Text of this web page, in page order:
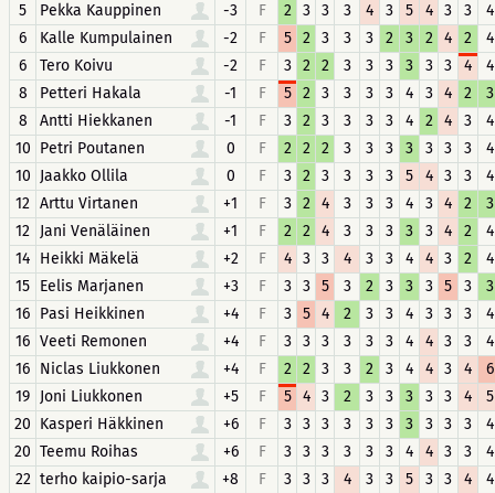
5
Pekka Kauppinen -3 F 2 3 3 3 4 3 5 4 3 3
4
6
Kalle Kumpulainen -2 F 5 2 3 3 3 2 3 2 4 2
4
6
Tero Koivu -2 F 3 2 2 3 3 3 3 3 3 4
4
8
Petteri Hakala -1 F 5 2 3 3 3 3 4 3 4 2
3
8
Antti Hiekkanen -1 F 3 2 3 3 3 3 4 2 4 3
4
10 Petri Poutanen 0 F 2 2 2 3 3 3 3 3 3 3
4
10 Jaakko Ollila 0 F 3 2 3 3 3 3 5 4 3 3
4
12 Arttu Virtanen +1 F 3 2 4 3 3 3 4 3 4 2
3
12 Jani Venäläinen +1 F 2 2 4 3 3 3 3 3 4 2
4
14 Heikki Mäkelä +2 F 4 3 3 4 3 3 4 4 3 2
4
15 Eelis Marjanen +3 F 3 3 5 3 2 3 3 3 5 3
3
16 Pasi Heikkinen +4 F 3 5 4 2 3 3 4 3 3 3
4
16 Veeti Remonen +4 F 3 3 3 3 3 3 4 4 3 3
4
16 Niclas Liukkonen +4 F 2 2 3 3 2 3 4 4 3 4
6
19 Joni Liukkonen +5 F 5 4 3 2 3 3 3 3 3 4
5
20 Kasperi Häkkinen +6 F 3 3 3 3 3 3 3 3 3 3
4
20 Teemu Roihas +6 F 3 3 3 3 3 3 4 4 3 3
4
22 terho kaipio-sarja +8 F 3 3 3 4 3 3 5 3 3 4
4